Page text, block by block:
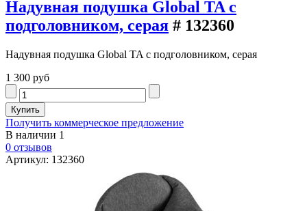
Надувная подушка Global TA с
подголовником, серая # 132360
Надувная подушка Global TA с подголовником, серая
1 300 руб
Получить коммерческое предложение
В наличии 1
0 отзывов
Артикул: 132360